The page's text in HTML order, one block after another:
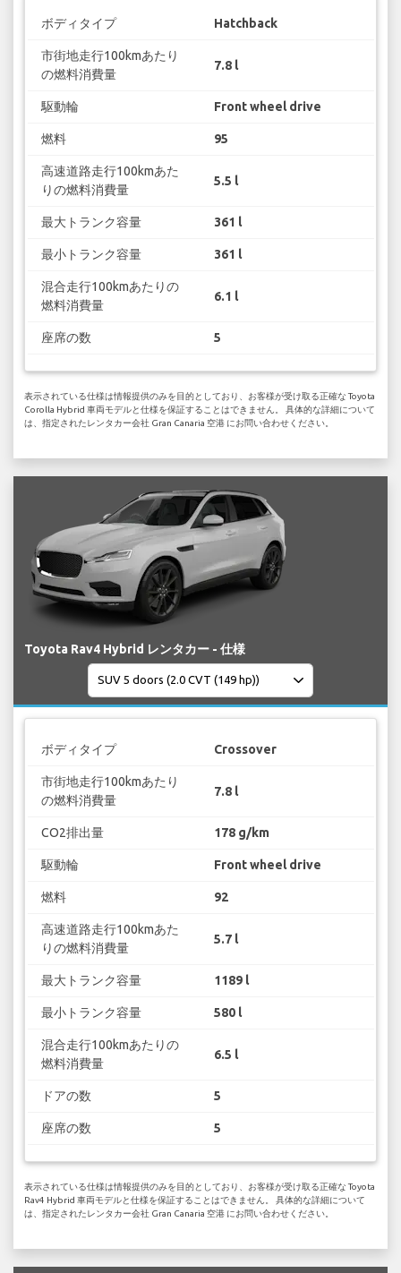
ボディタイプ Hatchback
市街地走行100kmあたり
の燃料消費量
7.8 l
駆動輪 Front wheel drive
燃料 95
高速道路走行100kmあた
りの燃料消費量
5.5 l
最大トランク容量 361 l
最小トランク容量 361 l
混合走行100kmあたりの
燃料消費量
6.1 l
座席の数 5
表示されている仕様は情報提供のみを目的としており、お客様が受け取る正確な Toyota
Corolla Hybrid 車両モデルと仕様を保証することはできません。 具体的な詳細について
は、指定されたレンタカー会社 Gran Canaria 空港 にお問い合わせください。
Toyota Rav4 Hybrid レンタカー - 仕様
ボディタイプ Crossover
市街地走行100kmあたり
の燃料消費量
7.8 l
CO2排出量 178 g/km
駆動輪 Front wheel drive
燃料 92
高速道路走行100kmあた
りの燃料消費量
5.7 l
最大トランク容量 1189 l
最小トランク容量 580 l
混合走行100kmあたりの
燃料消費量
6.5 l
ドアの数 5
座席の数 5
表示されている仕様は情報提供のみを目的としており、お客様が受け取る正確な Toyota
Rav4 Hybrid 車両モデルと仕様を保証することはできません。 具体的な詳細について
は、指定されたレンタカー会社 Gran Canaria 空港 にお問い合わせください。